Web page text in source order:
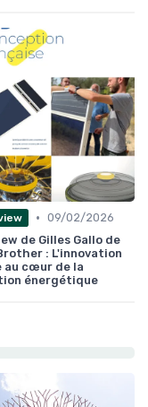
• 09/02/2026
de Gilles Gallo de
: L'innovation
au cœur de la
énergétique